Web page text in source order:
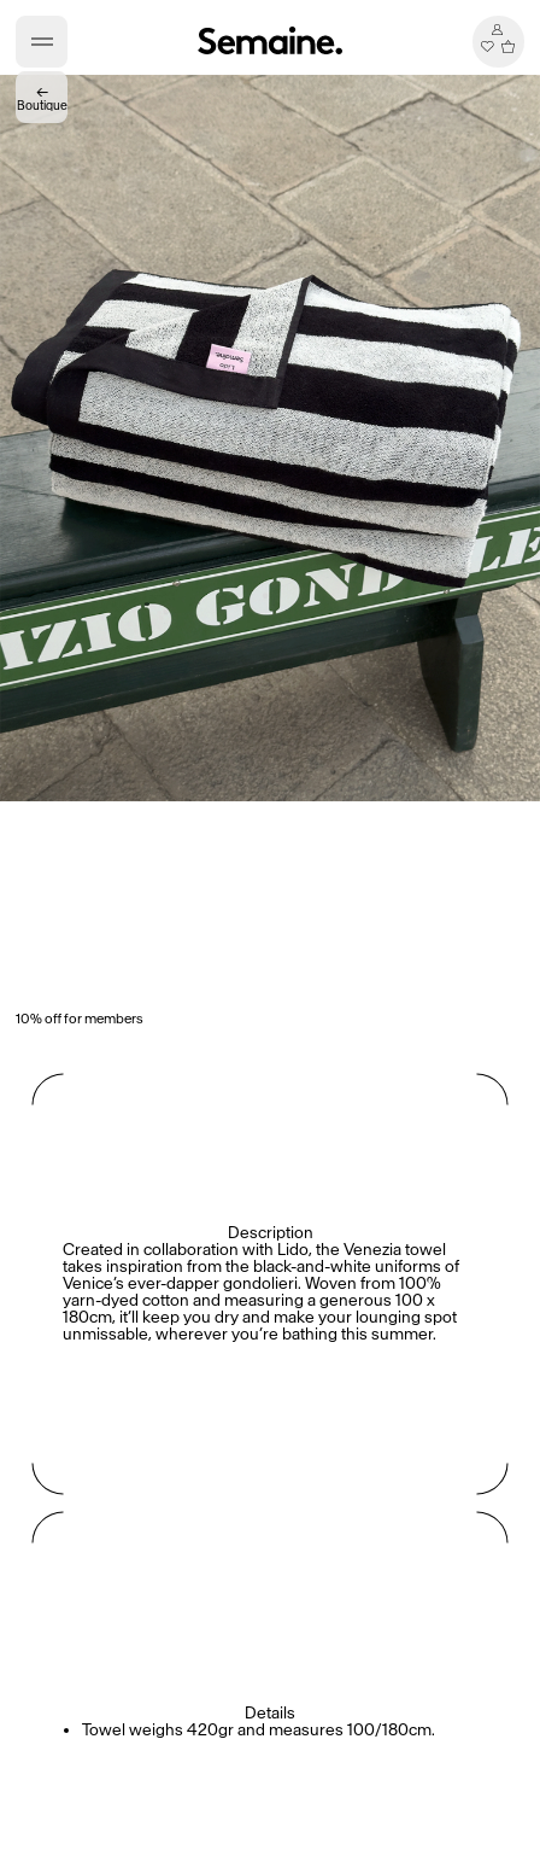
←
Boutique
10% off for members
Description
Created in collaboration with Lido, the Venezia towel
takes inspiration from the black-and-white uniforms of
Venice’s ever-dapper gondolieri. Woven from 100%
yarn-dyed cotton and measuring a generous 100 x
180cm, it’ll keep you dry and make your lounging spot
unmissable, wherever you’re bathing this summer.
Details
Towel weighs 420gr and measures 100/180cm.